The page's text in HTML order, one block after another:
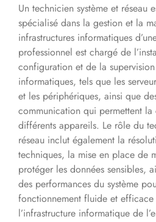
Un technicien système et réseau
spécialisé dans la gestion et la
infrastructures informatiques
professionnel est chargé de
configuration et de la supervision
informatiques, tels que les
et les périphériques, ainsi que
communication qui permettent
différents appareils. Le rôle du
réseau inclut également la
techniques, la mise en place de
protéger les données sensibles,
des performances du système
fonctionnement fluide et efficace
l’infrastructure informatique de